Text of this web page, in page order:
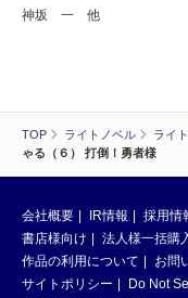
TOP ライトノベル ライ
ゃる（６） 打倒！勇者様
神坂 一 他
会社概要 IR情報 採用情
書店様向け
法人様一括購
作品の利用について
お問
サイトポリシー
Do Not